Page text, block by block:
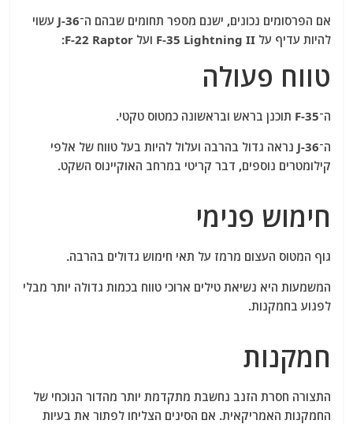
אם הפרסומים נכונים, ישנם מספר תחומים שבהם ה־J-36 עשוי
להיות עדיף עלF-35 Lightning II ועלF-22 Raptor
:
טווח פעולה
ה־F-35 תוכנן בראש ובראשונה כמטוס טקטי.
ה־J-36 נראה גדול בהרבה ועלול להיות בעל טווח של אלפי
קילומטרים נוספים, דבר קריטי במרחב האוקיינוס השקט.
חימוש פנימי
גוף המטוס העצום מרמז על תאי חימוש גדולים בהרבה.
המשמעות היא נשיאת טילים ארוכי טווח בכמות גדולה יותר מבלי
לפגוע בחמקנות.
חמקנות
התצורה חסרת הזנב נחשבת מתקדמת יותר מהדור הנוכחי של
החמקנות האמריקאית. אם הסינים הצליחו לפתור את בעיות